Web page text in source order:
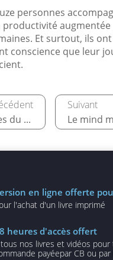
personnes
augmentée
Et surtout, ils
conscience que leur
Les règles du jeu
en ligne offerte
l'achat d'un livre imprimé
heuresd'accès offert
nos livres et vidéos pour
payéepar CB ou par